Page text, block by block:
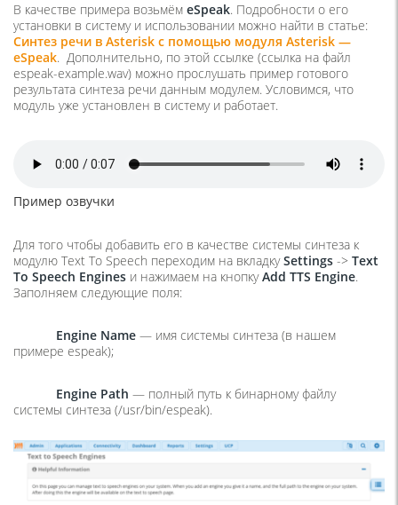
В качестве примера возьмём eSpeak. Подробности о его
установки в систему и использовании можно найти в статье:
Синтез речи в Asterisk с помощью модуля Asterisk —
eSpeak. Дополнительно, по этой ссылке (ссылка на файл
espeak-example.wav) можно прослушать пример готового
результата синтеза речи данным модулем. Условимся, что
модуль уже установлен в систему и работает.
Пример озвучки
Для того чтобы добавить его в качестве системы синтеза к
модулю Text To Speech переходим на вкладкуSettings -> Text
To Speech Engines и нажимаем на кнопкуAdd TTS Engine.
Заполняем следующие поля:
Engine Name — имя системы синтеза (в нашем
примере espeak);
Engine Path — полный путь к бинарному файлу
системы синтеза (/usr/bin/espeak).